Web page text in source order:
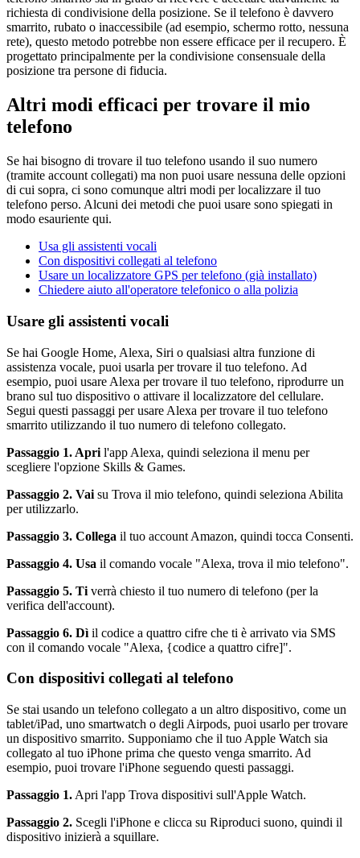
richiesta di condivisione della posizione. Se il telefono è davvero
smarrito, rubato o inaccessibile (ad esempio, schermo rotto, nessuna
rete), questo metodo potrebbe non essere efficace per il recupero. È
progettato principalmente per la condivisione consensuale della
posizione tra persone di fiducia.
Altri modi efficaci per trovare il mio
telefono
Se hai bisogno di trovare il tuo telefono usando il suo numero
(tramite account collegati) ma non puoi usare nessuna delle opzioni
di cui sopra, ci sono comunque altri modi per localizzare il tuo
telefono perso. Alcuni dei metodi che puoi usare sono spiegati in
modo esauriente qui.
Usa gli assistenti vocali
Con dispositivi collegati al telefono
Usare un localizzatore GPS per telefono (già installato)
Chiedere aiuto all'operatore telefonico o alla polizia
Usare gli assistenti vocali
Se hai Google Home, Alexa, Siri o qualsiasi altra funzione di
assistenza vocale, puoi usarla per trovare il tuo telefono. Ad
esempio, puoi usare Alexa per trovare il tuo telefono, riprodurre un
brano sul tuo dispositivo o attivare il localizzatore del cellulare.
Segui questi passaggi per usare Alexa per trovare il tuo telefono
smarrito utilizzando il tuo numero di telefono collegato.
Passaggio 1. Apri l'app Alexa, quindi seleziona il menu per
scegliere l'opzione Skills & Games.
Passaggio 2. Vai su Trova il mio telefono, quindi seleziona Abilita
per utilizzarlo.
Passaggio 3. Collega il tuo account Amazon, quindi tocca Consenti.
Passaggio 4. Usa il comando vocale "Alexa, trova il mio telefono".
Passaggio 5. Ti verrà chiesto il tuo numero di telefono (per la
verifica dell'account).
Passaggio 6. Dì il codice a quattro cifre che ti è arrivato via SMS
con il comando vocale "Alexa, {codice a quattro cifre]".
Con dispositivi collegati al telefono
Se stai usando un telefono collegato a un altro dispositivo, come un
tablet/iPad, uno smartwatch o degli Airpods, puoi usarlo per trovare
un dispositivo smarrito. Supponiamo che il tuo Apple Watch sia
collegato al tuo iPhone prima che questo venga smarrito. Ad
esempio, puoi trovare l'iPhone seguendo questi passaggi.
Passaggio 1. Apri l'app Trova dispositivi sull'Apple Watch.
Passaggio 2. Scegli l'iPhone e clicca su Riproduci suono, quindi il
dispositivo inizierà a squillare.